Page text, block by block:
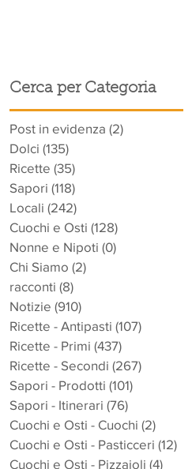
Cerca per Categoria
Post in evidenza (2)
Dolci (135)
Ricette (35)
Sapori (118)
Locali (242)
Cuochi e Osti (128)
Nonne e Nipoti (0)
Chi Siamo (2)
racconti (8)
Notizie (910)
Ricette - Antipasti (107)
Ricette - Primi (437)
Ricette - Secondi (267)
Sapori - Prodotti (101)
Sapori - Itinerari (76)
Cuochi e Osti - Cuochi (2)
Cuochi e Osti - Pasticceri (12)
Cuochi e Osti - Pizzaioli (4)